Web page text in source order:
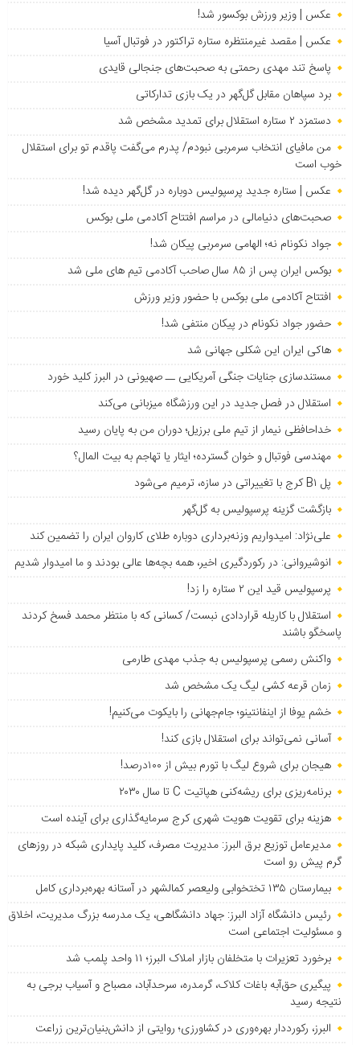
عکس | وزیر ورزش بوکسور شد!
عکس | مقصد غیرمنتظره ستاره تراکتور در فوتبال آسیا
پاسخ تند مهدی رحمتی به صحبت‌های جنجالی قایدی
برد سپاهان مقابل گل‌گهر در یک بازی تدارکاتی
دستمزد ۲ ستاره استقلال برای تمدید مشخص شد
من مافیای انتخاب سرمربی نبودم/ پدرم می‌گفت پاقدم تو برای استقلال
خوب است
عکس | ستاره جدید پرسپولیس دوباره در گل‌گهر دیده شد!
صحبت‌های دنیامالی در مراسم افتتاح آکادمی ملی بوکس
جواد نکونام نه؛ الهامی سرمربی پیکان شد!
بوکس ایران پس از ۸۵ سال صاحب آکادمی تیم های ملی شد
افتتاح آکادمی ملی بوکس با حضور وزیر ورزش
حضور جواد نکونام در پیکان منتفی شد!
هاکی ایران این شکلی جهانی شد
مستندسازی جنایات جنگی آمریکایی ــ صهیونی در البرز کلید خورد
استقلال در فصل جدید در این ورزشگاه میزبانی می‌کند
خداحافظی نیمار از تیم ملی برزیل؛ دوران من به پایان رسید
مهندسی فوتبال و خوان گسترده؛ ایثار یا تهاجم به بیت المال؟
پل B۱ کرج با تغییراتی در سازه، ترمیم می‌شود
بازگشت گزینه پرسپولیس به ‌گل‌گهر
علی‌نژاد: امیدواریم وزنه‌برداری دوباره طلای کاروان ایران را تضمین کند
انوشیروانی: در رکوردگیری اخیر، همه بچه‌ها عالی بودند و ما امیدوار شدیم
پرسپولیس قید این ۲ ستاره را زد!
استقلال با کاریله قراردادی نبست/ کسانی که با منتظر محمد فسخ کردند
پاسخگو باشند
واکنش رسمی پرسپولیس به جذب مهدی طارمی
زمان قرعه کشی لیگ یک مشخص شد
خشم یوفا از اینفانتینو؛ جام‌جهانی را بایکوت می‌کنیم!
آسانی نمی‌تواند برای استقلال بازی کند!
هیجان برای شروع لیگ با تورم بیش از ۱۰۰درصد!
برنامه‌ریزی برای ریشه‌کنی هپاتیت C تا سال ۲۰۳۰
هزینه برای تقویت هویت شهری کرج سرمایه‌گذاری برای آینده است
مدیرعامل توزیع برق البرز: مدیریت مصرف، کلید پایداری شبکه در روزهای
گرم پیش رو است
بیمارستان ۱۳۵ تختخوابی ولیعصر کمالشهر در آستانه بهره‌برداری کامل
رئیس دانشگاه آزاد البرز: جهاد دانشگاهی، یک مدرسه بزرگ مدیریت، اخلاق
و مسئولیت اجتماعی است
برخورد تعزیرات با متخلفان بازار املاک البرز؛ ۱۱ واحد پلمب شد
پیگیری حق‌آبه باغات کلاک، گرمدره، سرحدآباد، مصباح و آسیاب برجی به
نتیجه رسید
البرز، رکورددار بهره‌وری در کشاورزی؛ روایتی از دانش‌بنیان‌ترین زراعت